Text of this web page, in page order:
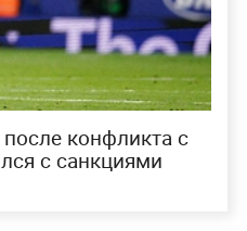
конфликта с
с санкциями